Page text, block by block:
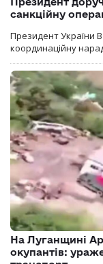
санкційну
Президент України
координаційну
На Луганщині
окупантів: